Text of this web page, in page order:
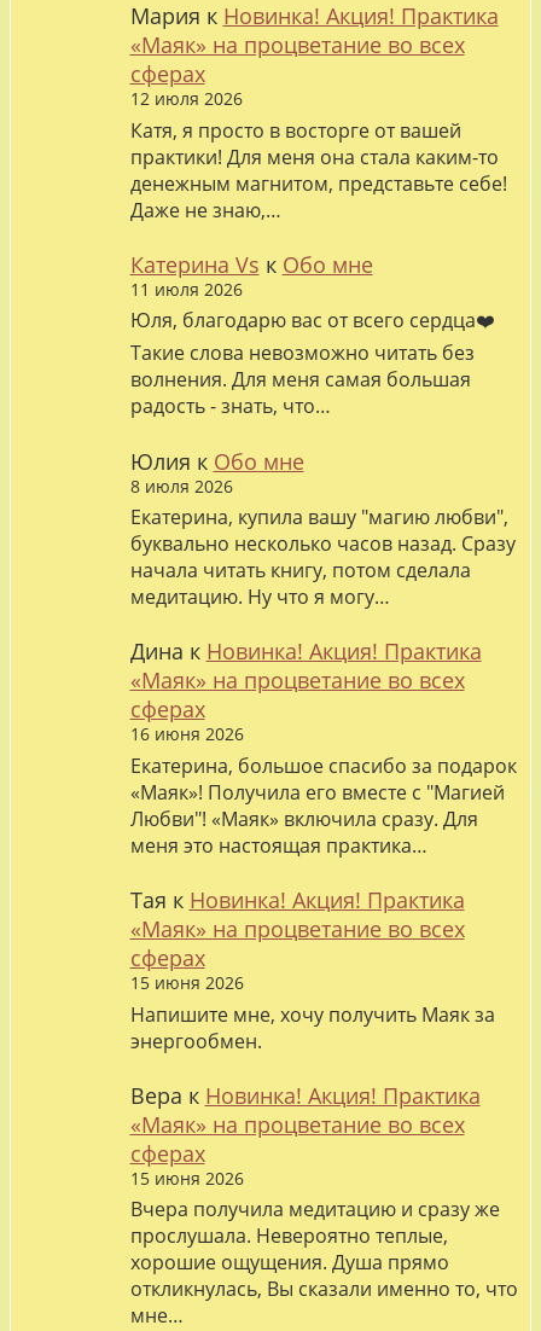
Мария к Новинка! Акция! Практика
«Маяк» на процветание во всех
сферах
12 июля 2026
Катя, я просто в восторге от вашей
практики! Для меня она стала каким-то
денежным магнитом, представьте себе!
Даже не знаю,…
Катерина Vs к Обо мне
11 июля 2026
Юля, благодарю вас от всего сердца❤️
Такие слова невозможно читать без
волнения. Для меня самая большая
радость - знать, что…
Юлия к Обо мне
8 июля 2026
Екатерина, купила вашу "магию любви",
буквально несколько часов назад. Сразу
начала читать книгу, потом сделала
медитацию. Ну что я могу…
Дина к Новинка! Акция! Практика
«Маяк» на процветание во всех
сферах
16 июня 2026
Екатерина, большое спасибо за подарок
«Маяк»! Получила его вместе с "Магией
Любви"! «Маяк» включила сразу. Для
меня это настоящая практика…
Тая к Новинка! Акция! Практика
«Маяк» на процветание во всех
сферах
15 июня 2026
Напишите мне, хочу получить Маяк за
энергообмен.
Вера к Новинка! Акция! Практика
«Маяк» на процветание во всех
сферах
15 июня 2026
Вчера получила медитацию и сразу же
прослушала. Невероятно теплые,
хорошие ощущения. Душа прямо
откликнулась, Вы сказали именно то, что
мне…